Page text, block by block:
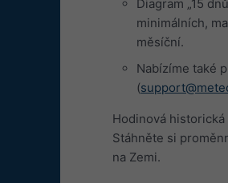
Diagram „15
minimálních,
měsíční.
Nabízíme také
(
Hodinová
Stáhněte si
na Zemi.